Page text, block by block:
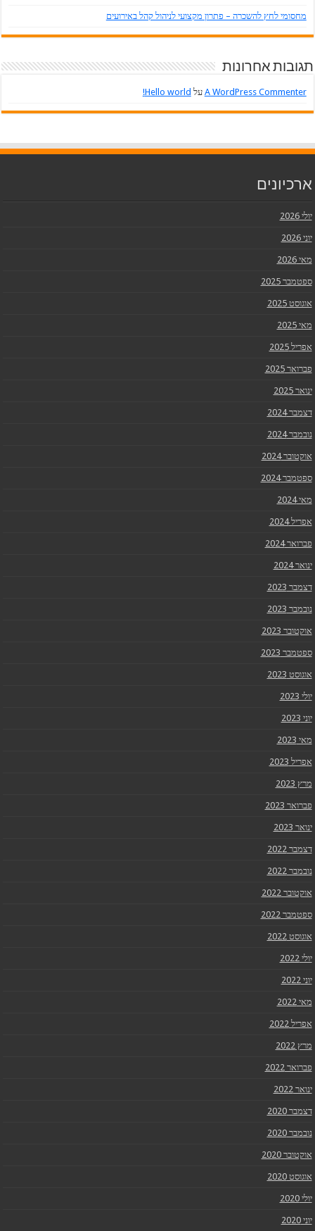
מחסומי לחץ להשכרה – פתרון מקצועי לניהול קהל באירועים
תגובות אחרונות
A WordPress Commenter על Hello world!
ארכיונים
יולי 2026
יוני 2026
מאי 2026
ספטמבר 2025
אוגוסט 2025
מאי 2025
אפריל 2025
פברואר 2025
ינואר 2025
דצמבר 2024
נובמבר 2024
אוקטובר 2024
ספטמבר 2024
מאי 2024
אפריל 2024
פברואר 2024
ינואר 2024
דצמבר 2023
נובמבר 2023
אוקטובר 2023
ספטמבר 2023
אוגוסט 2023
יולי 2023
יוני 2023
מאי 2023
אפריל 2023
מרץ 2023
פברואר 2023
ינואר 2023
דצמבר 2022
נובמבר 2022
אוקטובר 2022
ספטמבר 2022
אוגוסט 2022
יולי 2022
יוני 2022
מאי 2022
אפריל 2022
מרץ 2022
פברואר 2022
ינואר 2022
דצמבר 2020
נובמבר 2020
אוקטובר 2020
אוגוסט 2020
יולי 2020
יוני 2020